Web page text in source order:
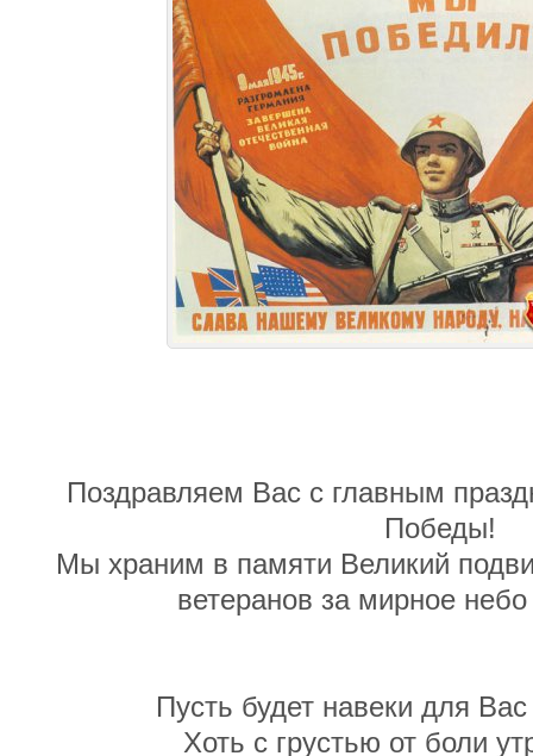
Поздравляем Вас с главным
Победы!
Мы храним в памяти Великий
ветеранов за мирное
Пусть будет навеки для Вас
Хоть с грустью от боли